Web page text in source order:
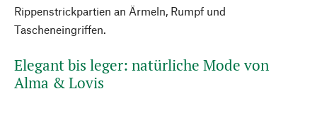
Rippenstrickpartien an Ärmeln, Rumpf und
Tascheneingriffen.
Elegant bis leger: natürliche Mode von
Alma & Lovis